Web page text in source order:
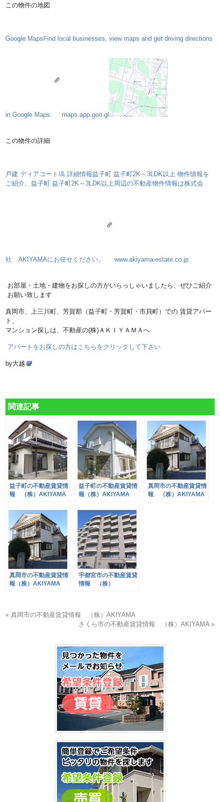
この物件の地図
Google Maps Find local businesses, view maps and get driving directions
in Google Maps. maps.app.goo.gl
この物件の詳細
戸建 ディアコート塙 詳細情報益子町 益子町2K～3LDK以上 物件情報を
ご紹介。益子町 益子町2K～3LDK以上周辺の不動産物件情報は株式会
社 AKIYAMAにお任せください。 www.akiyama-estate.co.jp
お部屋・土地・建物をお探しの方がいらっしゃいましたら、ぜひご紹介
お願い致します
真岡市、上三川町、芳賀郡（益子町・芳賀町・市貝町）での 賃貸アパー
ト、
マンション探しは、不動産の(株)ＡＫＩＹＡＭＡへ
アパートをお探しの方はこちらをクリックして下さい
by大越
関連記事
益子町の不動産賃貸情
報 （株）AKIYAMA
益子町の不動産賃貸情
報（株）AKIYAMA
真岡市の不動産賃貸情
報 （株）AKIYAMA
真岡市の不動産賃貸情
報（株）AKIYAMA
宇都宮市の不動産賃貸
情報 （株）
« 真岡市の不動産賃貸情報 （株）AKIYAMA
さくら市の不動産賃貸情報 （株）AKIYAMA »